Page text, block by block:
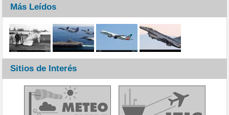
Más Leídos
Sitios de Interés